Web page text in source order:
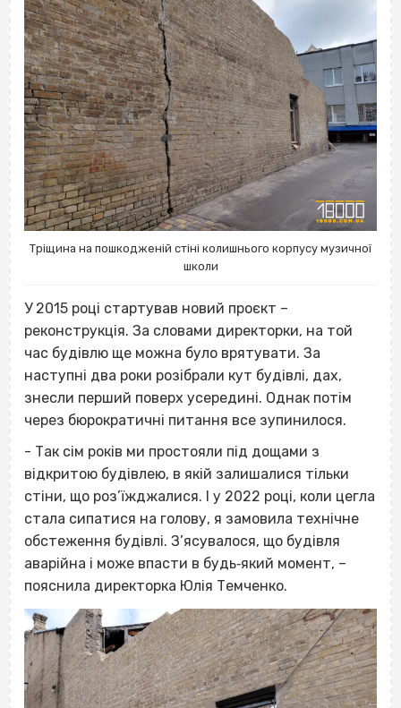
Тріщина на пошкодженій стіні колишнього корпусу музичної
школи
У 2015 році стартував новий проєкт –
реконструкція. За словами директорки, на той
час будівлю ще можна було врятувати. За
наступні два роки розібрали кут будівлі, дах,
знесли перший поверх усередині. Однак потім
через бюрократичні питання все зупинилося.
- Так сім років ми простояли під дощами з
відкритою будівлею, в якій залишалися тільки
стіни, що роз’їжджалися. І у 2022 році, коли цегла
стала сипатися на голову, я замовила технічне
обстеження будівлі. З’ясувалося, що будівля
аварійна і може впасти в будь‐який момент, –
пояснила директорка Юлія Темченко.